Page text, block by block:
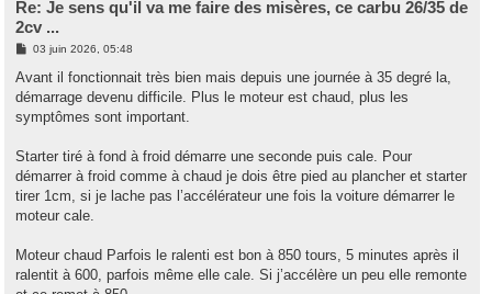
Re: Je sens qu'il va me faire des misères, ce carbu 26/35 de
2cv ...
M
s
a
g
03 juin 2026, 05:48
Avant il fonctionnait très bien mais depuis une journée à 35 degré la,
démarrage devenu difficile. Plus le moteur est chaud, plus les
symptômes sont important.
Starter tiré à fond à froid démarre une seconde puis cale. Pour
démarrer à froid comme à chaud je dois être pied au plancher et starter
tirer 1cm, si je lache pas l’accélérateur une fois la voiture démarrer le
moteur cale.
Moteur chaud Parfois le ralenti est bon à 850 tours, 5 minutes après il
ralentit à 600, parfois même elle cale. Si j’accélère un peu elle remonte